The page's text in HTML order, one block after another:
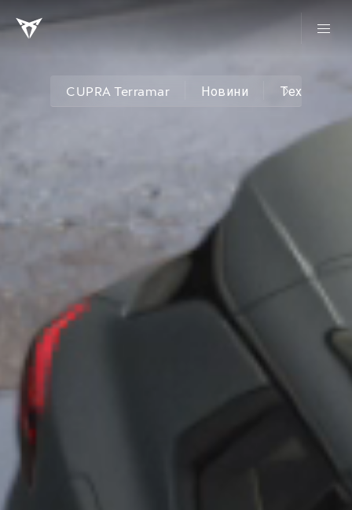
CUPRA Terramar Новини Технології